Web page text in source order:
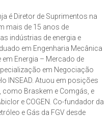
é Diretor de Suprimentos na
mais de 15 anos de
indústrias de energia e
em Engenharia Mecânica
Energia – Mercado de
em Negociação
INSEAD. Atuou em posições
como Braskem e Comgás, e
e COGEN. Co-fundador da
e Gás da FGV desde